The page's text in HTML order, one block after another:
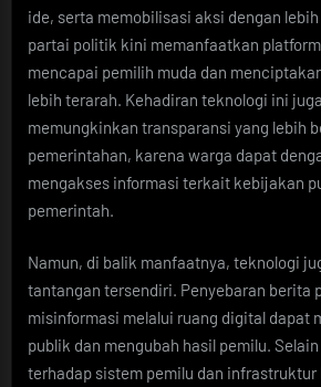
ide, serta memobilisasi aksi dengan
partai politik kini memanfaatkan
mencapai pemilih muda dan
lebih terarah. Kehadiran teknologi ini
memungkinkan transparansi yang lebih
pemerintahan, karena warga dapat
mengakses informasi terkait kebijakan
pemerintah.
Namun, di balik manfaatnya, teknologi
tantangan tersendiri. Penyebaran berita
misinformasi melalui ruang digital dapat
publik dan mengubah hasil pemilu.
terhadap sistem pemilu dan